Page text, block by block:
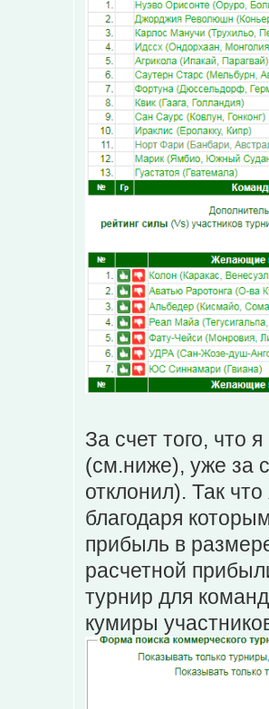
За счет того, что
(см.ниже), уже за
отклонил). Так
благодаря
прибыль в
расчетной
турнир для
кумиры